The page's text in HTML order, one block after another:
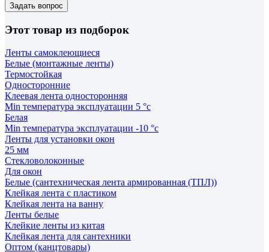
Задать вопрос
Этот товар из подборок
Ленты самоклеющиеся
Белые (монтажные ленты)
Термостойкая
Односторонние
Клеевая лента односторонняя
Min температура эксплуатации 5 °с
Белая
Min температура эксплуатации -10 °с
Ленты для установки окон
25 мм
Стекловолоконные
Для окон
Белые (сантехническая лента армированная (ТПЛ))
Клейкая лента с пластиком
Клейкая лента на ванну
Ленты белые
Клейкие ленты из китая
Клейкая лента для сантехники
Оптом (канцтовары)